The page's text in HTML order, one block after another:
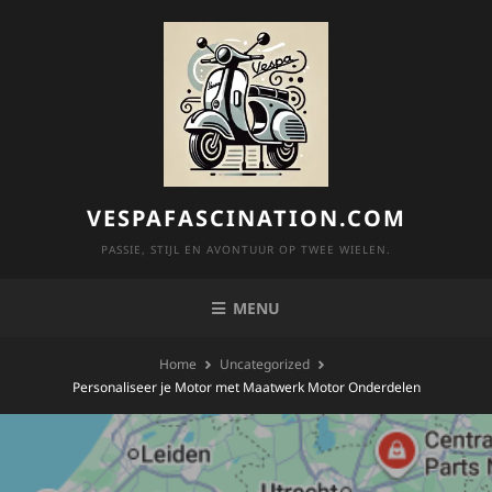
VESPAFASCINATION.COM
PASSIE, STIJL EN AVONTUUR OP TWEE WIELEN.
MENU
Home
Uncategorized
Personaliseer je Motor met Maatwerk Motor Onderdelen